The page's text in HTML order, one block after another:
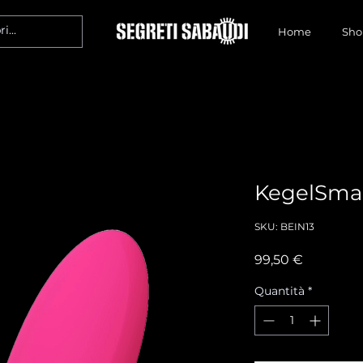
Home
SKU: BEIN13
99,50 €
Quantità *